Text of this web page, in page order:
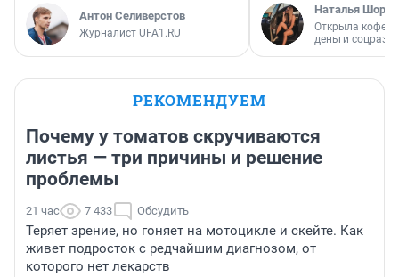
Антон Селиверстов
Журналист UFA1.RU
Наталья
Открыла
деньги
РЕКОМЕНДУЕМ
Почему у томатов скручиваются
листья — три причины и решение
проблемы
21 час 7 433 Обсудить
Теряет зрение, но гоняет на мотоцикле и скейте. Как
живет подросток с редчайшим диагнозом, от
которого нет лекарств